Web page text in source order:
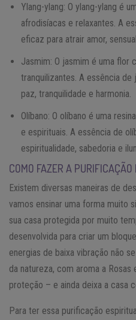
Ylang-ylang: O ylang-ylang é
afrodisíacas e relaxantes. A
eficaz para atrair amor,
Jasmim: O jasmim é uma flor
tranquilizantes. A essência
paz, tranquilidade e harmonia.
Olíbano: O olíbano é uma
e espirituais. A essência de
espiritualidade, sabedoria e
COMO FAZER A
Existem diversas maneiras de
vamos ensinar uma forma muito
sua casa protegida por muito
desenvolvida para criar um
energias de baixa vibração não
da natureza, com aroma a Rosas
proteção – e ainda deixa a casa
Para ter essa purificação